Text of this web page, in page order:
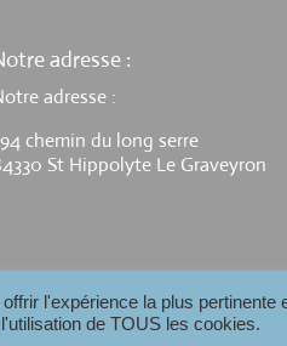
adresse :
adresse :
chemin du long serre
St Hippolyte Le Graveyron
l'expérience la plus
de TOUS les cookies.